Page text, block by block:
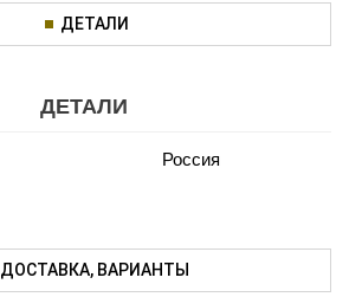
ДЕТАЛИ
ДЕТАЛИ
Россия
ДОСТАВКА, ВАРИАНТЫ